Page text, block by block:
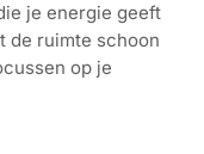
je energie geeft
de ruimte schoon
op je